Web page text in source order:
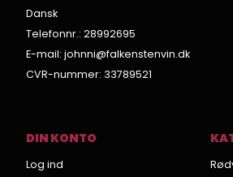
Dansk
Telefonnr.: 28992695
E-mail: johnni@falkenstenvin.dk
CVR-nummer: 33789521
DIN KONTO
Log ind